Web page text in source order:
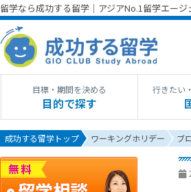
留学なら成功する留学｜アジアNo.1留学エー
目標・期間を決める
目的で探す
行きたい
成功する留学トップ ワーキングホリデー ブ